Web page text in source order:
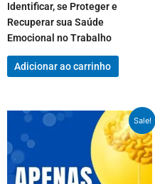
Identificar, se Proteger e
Recuperar sua Saúde
Emocional no Trabalho
Adicionar ao carrinho
Sale!